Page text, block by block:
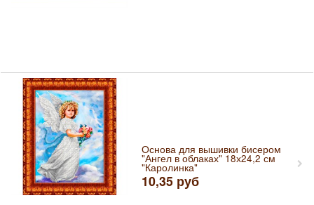
Основа для вышивки бисером
"Ангел в облаках" 18х24,2 см
"Каролинка"
10,35 руб